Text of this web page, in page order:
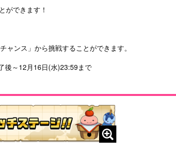
ができます！
ャンス」から挑戦することができます。
後～12月16日(水)23:59まで